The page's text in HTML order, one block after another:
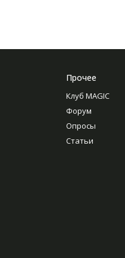
Прочее
Клуб MAGIC
Форум
Опросы
Статьи